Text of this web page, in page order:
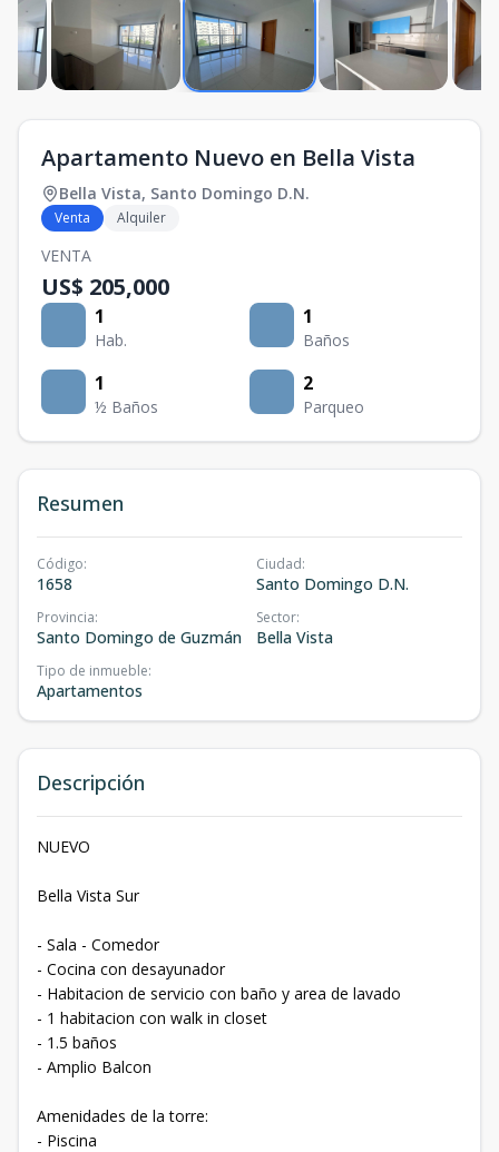
Apartamento Nuevo en Bella Vista
Bella Vista, Santo Domingo D.N.
Venta Alquiler
VENTA
US$ 205,000
1
Hab.
1
Baños
1
½ Baños
2
Parqueo
Resumen
Código:
1658
Ciudad:
Santo Domingo D.N.
Provincia:
Santo Domingo de Guzmán
Sector:
Bella Vista
Tipo de inmueble:
Apartamentos
Descripción
NUEVO
Bella Vista Sur
- Sala - Comedor
- Cocina con desayunador
- Habitacion de servicio con baño y area de lavado
- 1 habitacion con walk in closet
- 1.5 baños
- Amplio Balcon
Amenidades de la torre:
- Piscina